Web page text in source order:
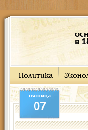
в
Политика
пятница
07